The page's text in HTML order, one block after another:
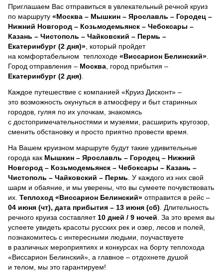
Приглашаем Вас отправиться в увлекательный речной круиз
по маршруту «Москва – Мышкин – Ярославль – Городец –
Нижний Новгород – Козьмодемьянск – Чебоксары –
Казань – Чистополь – Чайковский – Пермь –
Екатеринбург (2 дня)» , который пройдет
на комфортабельном теплоходе «Виссарион Белинский»
Город отправления – Москва , город прибытия –
Екатеринбург (2 дня)
Каждое путешествие с компанией «Круиз Дисконт» –
это возможность окунуться в атмосферу и быт старинных
городов, гуляя по их улочкам, знакомясь
с достопримечательностями и музеями, расширить кругозор,
сменить обстановку и просто приятно провести время.
На Вашем круизном маршруте будут такие удивительные
города как Мышкин – Ярославль – Городец – Нижний
Новгород – Козьмодемьянск – Чебоксары – Казань –
Чистополь – Чайковский – Пермь . У каждого из них свой
шарм и обаяние, и мы уверены, что вы сумеете почувствовать
их. Теплоход «Виссарион Белинский» отправится в рейс –
04 июня (чт), дата прибытия – 13 июня (сб) . Длительность
речного круиза составляет 10 дней / 9 ночей За это время вы
успеете увидеть красоты русских рек и озер, лесов и полей,
познакомитесь с интересными людьми, поучаствуете
в различных мероприятиях и конкурсах на борту теплохода
«Виссарион Белинский», а главное – отдохнете душой
и телом, мы это гарантируем!